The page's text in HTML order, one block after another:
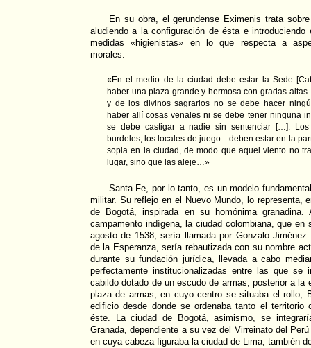
En su obra, el gerundense Eximenis trata
aludiendo a la configuración de ésta e
medidas «higienistas» en lo que respecta a
morales:
«En el medio de la ciudad debe estar la Sede
haber una plaza grande y hermosa con gradas
y de los divinos sagrarios no se debe hacer
haber allí cosas venales ni se debe tener ninguna
se debe castigar a nadie sin sentenciar […]. Los
burdeles, los locales de juego…deben estar en la
sopla en la ciudad, de modo que aquel viento no
lugar, sino que las aleje…»
Santa Fe, por lo tanto, es un modelo
militar. Su reflejo en el Nuevo Mundo, lo representa,
de Bogotá, inspirada en su homónima granadina.
campamento indígena, la ciudad colombiana, que
agosto de 1538, sería llamada por Gonzalo Jiménez
de la Esperanza, sería rebautizada con su nombre
durante su fundación jurídica, llevada a cabo
perfectamente institucionalizadas entre las que se
cabildo dotado de un escudo de armas, posterior a la
plaza de armas, en cuyo centro se situaba el rollo,
edificio desde donde se ordenaba tanto el territorio
éste. La ciudad de Bogotá, asimismo, se
Granada, dependiente a su vez del Virreinato del
en cuya cabeza figuraba la ciudad de Lima, también